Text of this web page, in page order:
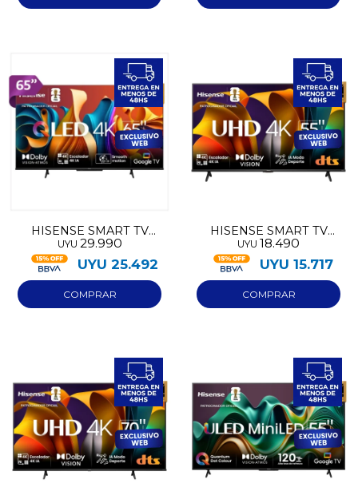
HISENSE SMART TV
QLED 4K 65
UYU 29.990
UYU 25.492
HISENSE SMART TV
UHD 55
UYU 18.490
UYU 15.717
Comprá ahora y Pagá
¡Sumate a la forma más ágil de
comprar!
Comprá en 3 cuotas sin recargo o hasta en
12 cuotas * ¡Solo con tu cédula!
* sujeto aprobación crediticia.
Verifica si estás calificado para comprar con